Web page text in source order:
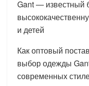
Gant — известный
и детей
Как оптовый
выбор одежды
современных